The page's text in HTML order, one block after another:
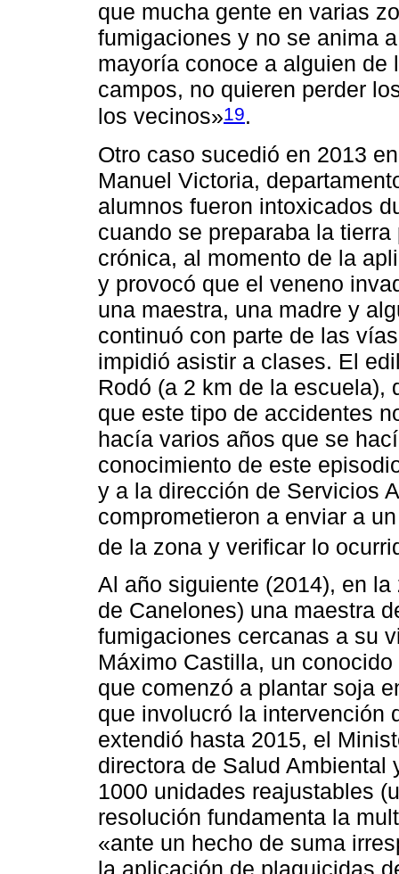
que mucha gente en varias
fumigaciones y no se anima
mayoría conoce a alguien de
campos, no quieren perder
los vecinos»19.
Otro caso sucedió en 2013
Manuel Victoria,
alumnos fueron intoxicados
cuando se preparaba la
crónica, al momento de la
y provocó que el veneno
una maestra, una madre y
continuó con parte de las
impidió asistir a clases. El
Rodó (a 2 km de la escuela),
que este tipo de accidentes
hacía varios años que se
conocimiento de este
y a la dirección de Servicios
comprometieron a enviar a
de la zona y verificar lo
Al año siguiente (2014), en
de Canelones) una maestra
fumigaciones cercanas a su
Máximo Castilla, un
que comenzó a plantar soja
que involucró la intervención
extendió hasta 2015, el
directora de Salud
1000 unidades reajustables
resolución fundamenta la
«ante un hecho de suma
la aplicación de plaguicidas